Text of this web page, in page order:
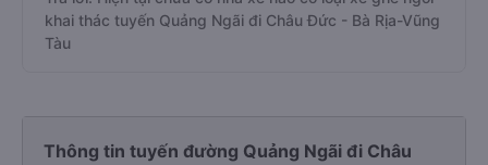
khai thác tuyến Quảng Ngãi đi Châu Đức - Bà Rịa-Vũng
Tàu
Thông tin tuyến đường Quảng Ngãi đi Châu